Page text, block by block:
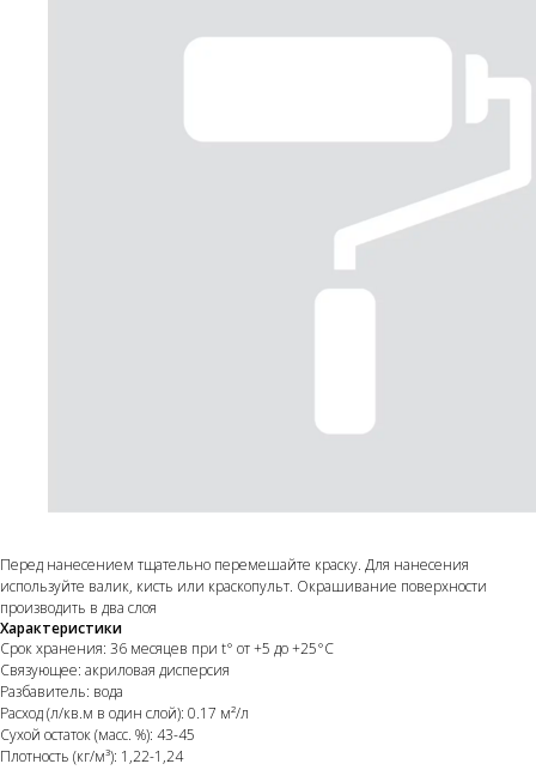
Перед нанесением тщательно перемешайте краску. Для нанесения
используйте валик, кисть или краскопульт. Окрашивание поверхности
производить в два слоя
Характеристики
Срок хранения: 36 месяцев при t° от +5 до +25°С
Связующее: акриловая дисперсия
Разбавитель: вода
Расход (л/кв.м в один слой): 0.17 м²/л
Сухой остаток (масс. %): 43-45
Плотность (кг/м³): 1,22-1,24